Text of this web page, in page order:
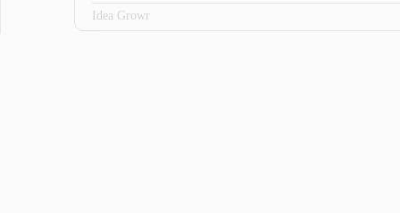
Idea Growr